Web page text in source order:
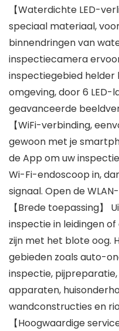
【Waterdichte LED-
speciaal materiaal,
binnendringen van
inspectiecamera
inspectiegebied helder
omgeving, door 6
geavanceerde
【WiFi-verbinding,
gewoon met je
de App om uw
Wi-Fi-endoscoop in,
signaal. Open de
【Brede toepassing】
inspectie in leidingen
zijn met het blote oog.
gebieden zoals auto-
inspectie,
apparaten,
wandconstructies en
【Hoogwaardige